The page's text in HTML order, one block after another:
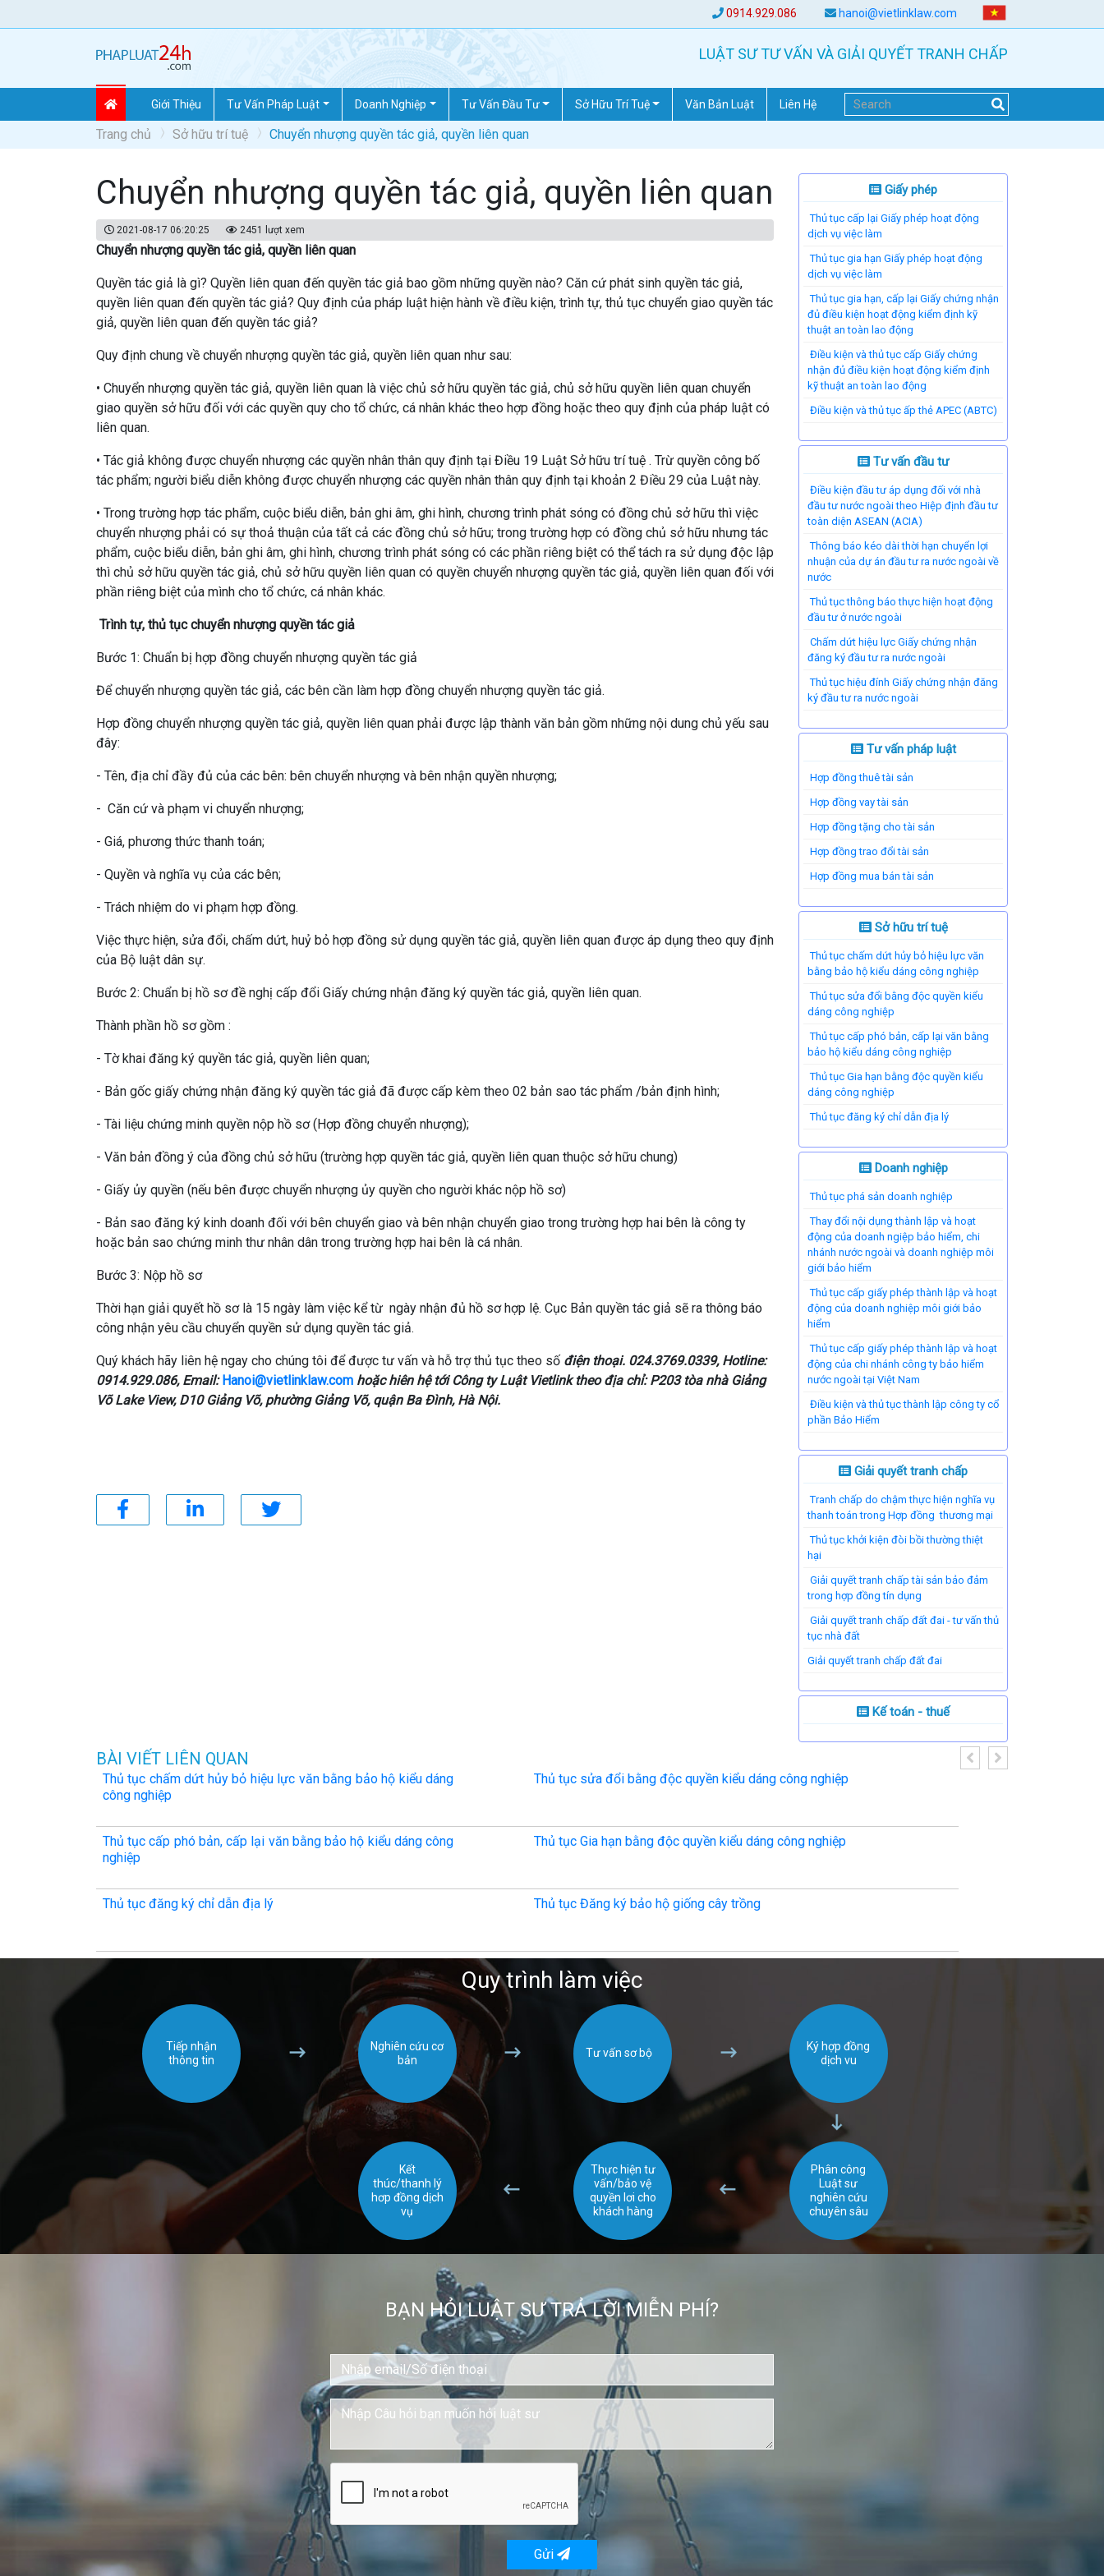
0914.929.086 hanoi@vietlinklaw.com
LUẬT SƯ TƯ VẤN VÀ GIẢI QUYẾT TRANH CHẤP
Giới Thiệu Tư Vấn Pháp Luật Doanh Nghiệp Tư Vấn Đầu Tư Sở Hữu Trí Tuệ Văn Bản Luật Liên Hệ
Trang chủ Sở hữu trí tuệ Chuyển nhượng quyền tác giả, quyền liên quan
Chuyển nhượng quyền tác giả, quyền liên quan
2021-08-17 06:20:25 2451 lượt xem
Chuyển nhượng quyền tác giả, quyền liên quan
Quyền tác giả là gì? Quyền liên quan đến quyền tác giả bao gồm những quyền nào? Căn cứ phát sinh quyền tác giả,
quyền liên quan đến quyền tác giả? Quy định của pháp luật hiện hành về điều kiện, trình tự, thủ tục chuyển giao quyền tác
giả, quyền liên quan đến quyền tác giả?
Quy định chung về chuyển nhượng quyền tác giả, quyền liên quan như sau:
• Chuyển nhượng quyền tác giả, quyền liên quan là việc chủ sở hữu quyền tác giả, chủ sở hữu quyền liên quan chuyển
giao quyền sở hữu đối với các quyền quy cho tổ chức, cá nhân khác theo hợp đồng hoặc theo quy định của pháp luật có
liên quan.
• Tác giả không được chuyển nhượng các quyền nhân thân quy định tại Điều 19 Luật Sở hữu trí tuệ . Trừ quyền công bố
tác phẩm; người biểu diễn không được chuyển nhượng các quyền nhân thân quy định tại khoản 2 Điều 29 của Luật này.
• Trong trường hợp tác phẩm, cuộc biểu diễn, bản ghi âm, ghi hình, chương trình phát sóng có đồng chủ sở hữu thì việc
chuyển nhượng phải có sự thoả thuận của tất cả các đồng chủ sở hữu; trong trường hợp có đồng chủ sở hữu nhưng tác
phẩm, cuộc biểu diễn, bản ghi âm, ghi hình, chương trình phát sóng có các phần riêng biệt có thể tách ra sử dụng độc lập
thì chủ sở hữu quyền tác giả, chủ sở hữu quyền liên quan có quyền chuyển nhượng quyền tác giả, quyền liên quan đối với
phần riêng biệt của mình cho tổ chức, cá nhân khác.
Trình tự, thủ tục chuyển nhượng quyền tác giả
Bước 1: Chuẩn bị hợp đồng chuyển nhượng quyền tác giả
Để chuyển nhượng quyền tác giả, các bên cần làm hợp đồng chuyển nhượng quyền tác giả.
Hợp đồng chuyển nhượng quyền tác giả, quyền liên quan phải được lập thành văn bản gồm những nội dung chủ yếu sau
đây:
- Tên, địa chỉ đầy đủ của các bên: bên chuyển nhượng và bên nhận quyền nhượng;
- Căn cứ và phạm vi chuyển nhượng;
- Giá, phương thức thanh toán;
- Quyền và nghĩa vụ của các bên;
- Trách nhiệm do vi phạm hợp đồng.
Việc thực hiện, sửa đổi, chấm dứt, huỷ bỏ hợp đồng sử dụng quyền tác giả, quyền liên quan được áp dụng theo quy định
của Bộ luật dân sự.
Bước 2: Chuẩn bị hồ sơ đề nghị cấp đổi Giấy chứng nhận đăng ký quyền tác giả, quyền liên quan.
Thành phần hồ sơ gồm :
- Tờ khai đăng ký quyền tác giả, quyền liên quan;
- Bản gốc giấy chứng nhận đăng ký quyền tác giả đã được cấp kèm theo 02 bản sao tác phẩm /bản định hình;
- Tài liệu chứng minh quyền nộp hồ sơ (Hợp đồng chuyển nhượng);
- Văn bản đồng ý của đồng chủ sở hữu (trường hợp quyền tác giả, quyền liên quan thuộc sở hữu chung)
- Giấy ủy quyền (nếu bên được chuyển nhượng ủy quyền cho người khác nộp hồ sơ)
- Bản sao đăng ký kinh doanh đối với bên chuyển giao và bên nhận chuyển giao trong trường hợp hai bên là công ty
hoặc bản sao chứng minh thư nhân dân trong trường hợp hai bên là cá nhân.
Bước 3: Nộp hồ sơ
Thời hạn giải quyết hồ sơ là 15 ngày làm việc kể từ ngày nhận đủ hồ sơ hợp lệ. Cục Bản quyền tác giả sẽ ra thông báo
công nhận yêu cầu chuyển quyền sử dụng quyền tác giả.
Quý khách hãy liên hệ ngay cho chúng tôi để được tư vấn và hỗ trợ thủ tục theo số điện thoại. 024.3769.0339, Hotline:
0914.929.086, Email:Hanoi@vietlinklaw.com hoặc hiên hệ tới Công ty Luật Vietlink theo địa chỉ: P203 tòa nhà Giảng
Võ Lake View, D10 Giảng Võ, phường Giảng Võ, quận Ba Đình, Hà Nội.
Giấy phép
Thủ tục cấp lại Giấy phép hoạt động
dịch vụ việc làm
Thủ tục gia hạn Giấy phép hoạt động
dịch vụ việc làm
Thủ tục gia hạn, cấp lại Giấy chứng nhận
đủ điều kiện hoạt động kiểm định kỹ
thuật an toàn lao động
Điều kiện và thủ tục cấp Giấy chứng
nhận đủ điều kiện hoạt động kiểm định
kỹ thuật an toàn lao động
Điều kiện và thủ tục ấp thẻ APEC (ABTC)
Tư vấn đầu tư
Điều kiện đầu tư áp dụng đối với nhà
đầu tư nước ngoài theo Hiệp định đầu tư
toàn diện ASEAN (ACIA)
Thông báo kéo dài thời hạn chuyển lợi
nhuận của dự án đầu tư ra nước ngoài về
nước
Thủ tục thông báo thực hiện hoạt động
đầu tư ở nước ngoài
Chấm dứt hiệu lực Giấy chứng nhận
đăng ký đầu tư ra nước ngoài
Thủ tục hiệu đính Giấy chứng nhận đăng
ký đầu tư ra nước ngoài
Tư vấn pháp luật
Hợp đồng thuê tài sản
Hợp đồng vay tài sản
Hợp đồng tặng cho tài sản
Hợp đồng trao đổi tài sản
Hợp đồng mua bán tài sản
Sở hữu trí tuệ
Thủ tục chấm dứt hủy bỏ hiệu lực văn
bằng bảo hộ kiểu dáng công nghiệp
Thủ tục sửa đổi bằng độc quyền kiểu
dáng công nghiệp
Thủ tục cấp phó bản, cấp lại văn bằng
bảo hộ kiểu dáng công nghiệp
Thủ tục Gia hạn bằng độc quyền kiểu
dáng công nghiệp
Thủ tục đăng ký chỉ dẫn địa lý
Doanh nghiệp
Thủ tục phá sản doanh nghiệp
Thay đổi nội dụng thành lập và hoạt
động của doanh ngiệp bảo hiểm, chi
nhánh nước ngoài và doanh nghiệp môi
giới bảo hiểm
Thủ tục cấp giấy phép thành lập và hoạt
động của doanh nghiệp môi giới bảo
hiểm
Thủ tục cấp giấy phép thành lập và hoạt
động của chi nhánh công ty bảo hiểm
nước ngoài tại Việt Nam
Điều kiện và thủ tục thành lập công ty cổ
phần Bảo Hiểm
Giải quyết tranh chấp
Tranh chấp do chậm thực hiện nghĩa vụ
thanh toán trong Hợp đồng thương mại
Thủ tục khởi kiện đòi bồi thường thiệt
hại
Giải quyết tranh chấp tài sản bảo đảm
trong hợp đồng tín dụng
Giải quyết tranh chấp đất đai - tư vấn thủ
tục nhà đất
​Giải quyết tranh chấp đất đai
Kế toán - thuế
BÀI VIẾT LIÊN QUAN
Thủ tục chấm dứt hủy bỏ hiệu lực văn bằng bảo hộ kiểu dáng
công nghiệp
Thủ tục sửa đổi bằng độc quyền kiểu dáng công nghiệp
Thủ tục cấp phó bản, cấp lại văn bằng bảo hộ kiểu dáng công
nghiệp
Thủ tục Gia hạn bằng độc quyền kiểu dáng công nghiệp
Thủ tục đăng ký chỉ dẫn địa lý Thủ tục Đăng ký bảo hộ giống cây trồng
Quy trình làm việc
Tiếp nhận
thông tin
Nghiên cứu cơ
bản
Tư vấn sơ bộ
Ký hợp đồng
dịch vu
Phân công
Luật sư
nghiên cứu
chuyên sâu
Thực hiện tư
vấn/bảo vệ
quyền lơi cho
khách hàng
Kết
thúc/thanh lý
hơp đồng dịch
vụ
BẠN HỎI LUẬT SƯ TRẢ LỜI MIỄN PHÍ?
Gửi